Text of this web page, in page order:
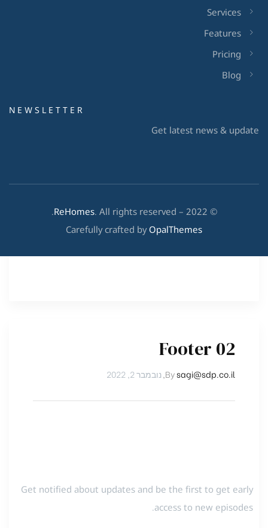
Services
Features
Pricing
Blog
NEWSLETTER
Get latest news & update
© 2022 –
ReHomes. All rights reserved.
Carefully crafted by OpalThemes
Footer 02
Bysagi@sdp.co.il נובמבר 2, 2022
Get notified about updates and be the first to get early
access to new episodes.